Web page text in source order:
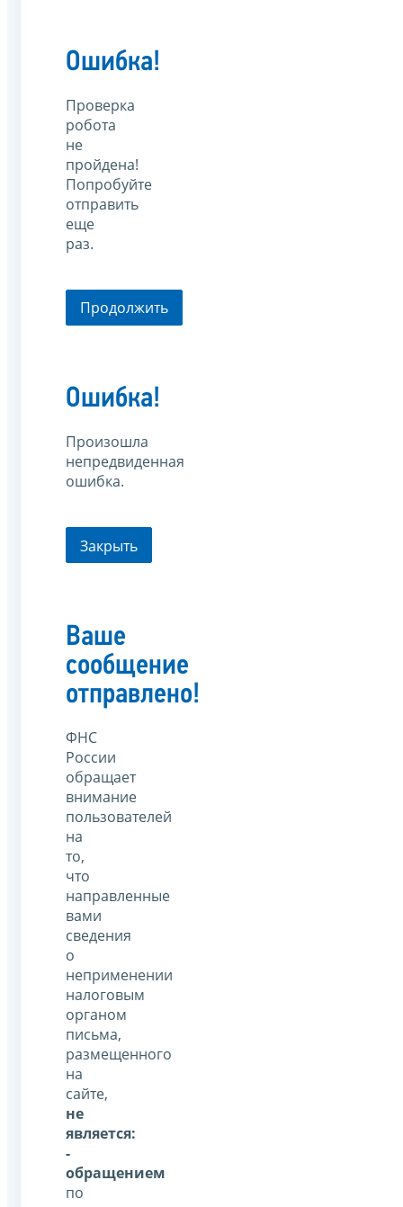
Ошибка!
Проверка
робота
не
пройдена!
Попробуйте
отправить
еще
раз.
Продолжить
Ошибка!
Произошла
непредвиденная
ошибка.
Закрыть
Ваше
сообщение
отправлено!
ФНС
России
обращает
внимание
пользователей
на
то,
что
направленные
вами
сведения
о
неприменении
налоговым
органом
письма,
размещенного
на
сайте,
не
является:
-
обращением
по